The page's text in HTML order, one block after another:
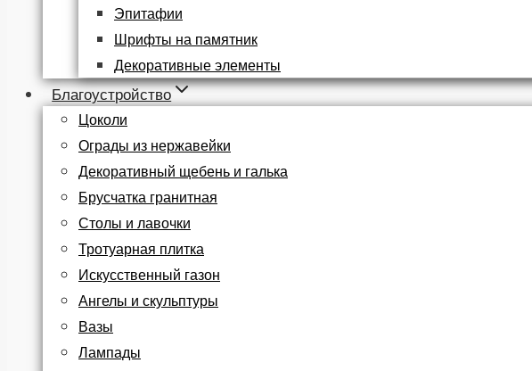
Эпитафии
Шрифты на памятник
Декоративные элементы
Благоустройство
Цоколи
Ограды из нержавейки
Декоративный щебень и галька
Брусчатка гранитная
Столы и лавочки
Тротуарная плитка
Искусственный газон
Ангелы и скульптуры
Вазы
Лампады